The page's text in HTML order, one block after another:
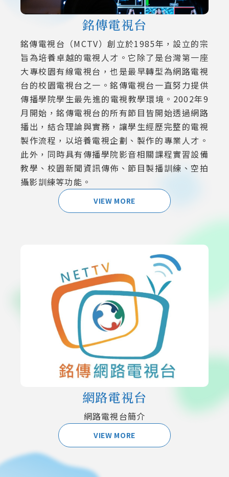
銘傳電視台
銘傳電視台（MCTV）創立於1985年，設立的宗
旨為培養卓越的電視人才。它除了是台灣第一座
大專校園有線電視台，也是最早轉型為網路電視
台的校園電視台之一。銘傳電視台一直努力提供
傳播學院學生最先進的電視教學環境。2002年9
月開始，銘傳電視台的所有節目皆開始透過網路
播出，結合理論與實務，讓學生經歷完整的電視
製作流程，以培養電視企劃、製作的專業人才。
此外，同時具有傳播學院影音相關課程實習設備
教學、校園新聞資訊傳佈、節目製播訓練、空拍
攝影訓練等功能。
VIEW MORE
網路電視台
網路電視台簡介
VIEW MORE